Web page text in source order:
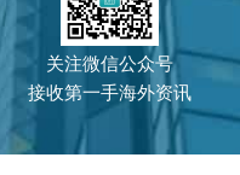
关注微信公众号
接收第一手海外资讯